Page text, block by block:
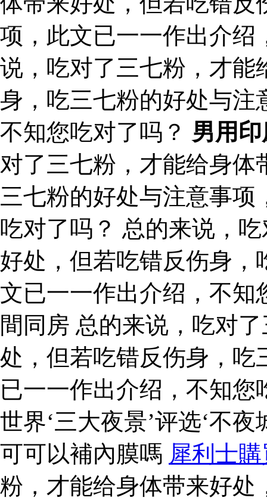
项，此文已一一作出介绍
说，吃对了三七粉，才能
身，吃三七粉的好处与注
不知您吃对了吗？ 男用
对了三七粉，才能给身
三七粉的好处与注意事
吃对了吗？ 总的来说，
好处，但若吃错反伤身，
文已一一作出介绍，不知
間同房 总的来说，吃对
处，但若吃错反伤身，吃
已一一作出介绍，不知
世界‘三大夜景’评选‘不
可可以補內膜嗎 犀利士
粉，才能给身体带来好处